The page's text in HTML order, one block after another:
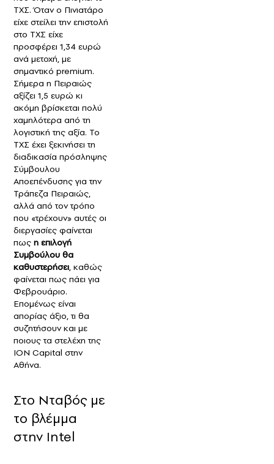
ΤΧΣ. Όταν ο Πινιατάρο
είχε στείλει την επιστολή
στο ΤΧΣ είχε
προσφέρει 1,34 ευρώ
ανά μετοχή, με
σημαντικό premium.
Σήμερα η Πειραιώς
αξίζει 1,5 ευρώ κι
ακόμη βρίσκεται πολύ
χαμηλότερα από τη
λογιστική της αξία. Το
ΤΧΣ έχει ξεκινήσει τη
διαδικασία πρόσληψης
Σύμβουλου
Αποεπένδυσης για την
Τράπεζα Πειραιώς,
αλλά από τον τρόπο
που «τρέχουν» αυτές οι
διεργασίες φαίνεται
πως η επιλογή
Συμβούλου θα
καθυστερήσει, καθώς
φαίνεται πως πάει για
Φεβρουάριο.
Επομένως είναι
απορίας άξιο, τι θα
συζητήσουν και με
ποιους τα στελέχη της
ΙΟΝ Capital στην
Αθήνα.
Στο Νταβός με
το βλέμμα
στην Intel